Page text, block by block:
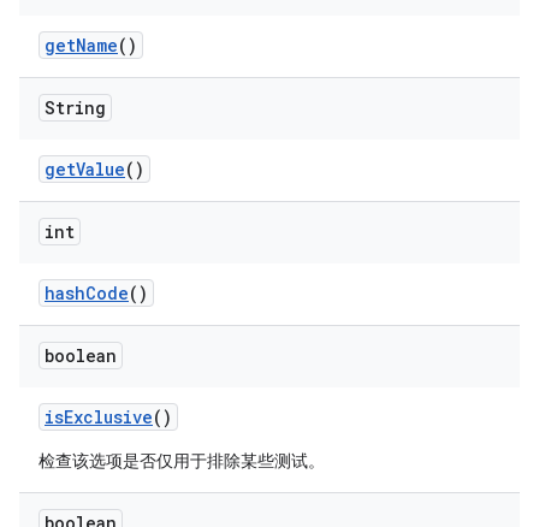
getName()
String
getValue()
int
hashCode()
boolean
isExclusive()
检查该选项是否仅用于排除某些测试。